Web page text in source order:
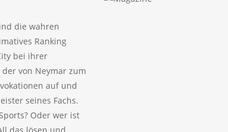
die wahren
Ranking
bei ihrer
von Neymar zum
auf und
seines Fachs.
Oder wer ist